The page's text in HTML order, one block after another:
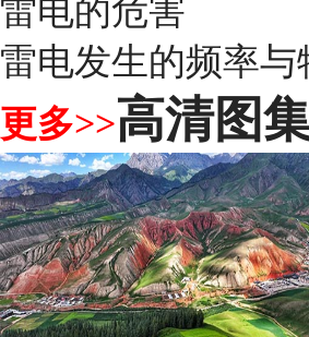
雷电的危害
雷电发生的频率与
更多>>高清图